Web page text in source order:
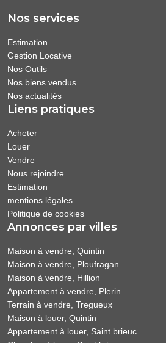
Nos services
Estimation
Gestion Locative
Nos Outils
Nos biens vendus
Nos actualités
Liens pratiques
Acheter
Louer
Vendre
Nous rejoindre
Estimation
mentions légales
Politique de cookies
Annonces par villes
Maison à vendre, Quintin
Maison à vendre, Ploufragan
Maison à vendre, Hillion
Appartement à vendre, Plerin
Terrain à vendre, Tregueux
Maison à louer, Quintin
Appartement à louer, Saint brieuc